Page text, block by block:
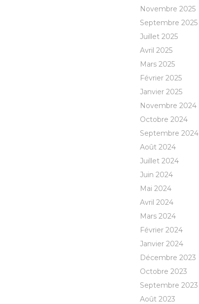
Novembre 2025
Septembre 2025
Juillet 2025
Avril 2025
Mars 2025
Février 2025
Janvier 2025
Novembre 2024
Octobre 2024
Septembre 2024
Août 2024
Juillet 2024
Juin 2024
Mai 2024
Avril 2024
Mars 2024
Février 2024
Janvier 2024
Décembre 2023
Octobre 2023
Septembre 2023
Août 2023